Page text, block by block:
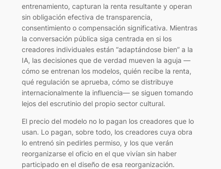
entrenamiento, capturan la renta resultante y operan
sin obligación efectiva de transparencia,
consentimiento o compensación significativa. Mientras
la conversación pública siga centrada en si los
creadores individuales están “adaptándose bien” a la
IA, las decisiones que de verdad mueven la aguja —
cómo se entrenan los modelos, quién recibe la renta,
qué regulación se aprueba, cómo se distribuye
internacionalmente la influencia— se siguen tomando
lejos del escrutinio del propio sector cultural.
El precio del modelo no lo pagan los creadores que lo
usan. Lo pagan, sobre todo, los creadores cuya obra
lo entrenó sin pedirles permiso, y los que verán
reorganizarse el oficio en el que vivían sin haber
participado en el diseño de esa reorganización.